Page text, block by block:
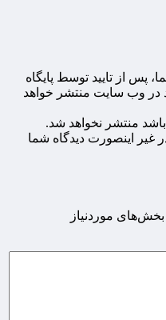
پس از تایید توسط پایگاه
در وب سایت منتشر خواهد
باشد منتشر نخواهد شد.
غیر اینصورت دیدگاه شما
بخش‌های موردنیاز